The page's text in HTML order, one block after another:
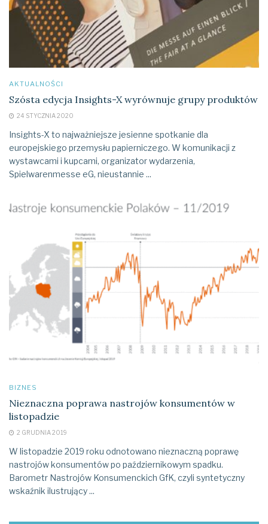
AKTUALNOŚCI
Szósta edycja Insights-X wyrównuje grupy produktów
24 STYCZNIA 2020
Insights-X to najważniejsze jesienne spotkanie dla
europejskiego przemysłu papierniczego. W komunikacji z
wystawcami i kupcami, organizator wydarzenia,
Spielwarenmesse eG, nieustannie ...
BIZNES
Nieznaczna poprawa nastrojów konsumentów w
listopadzie
2 GRUDNIA 2019
W listopadzie 2019 roku odnotowano nieznaczną poprawę
nastrojów konsumentów po październikowym spadku.
Barometr Nastrojów Konsumenckich GfK, czyli syntetyczny
wskaźnik ilustrujący ...